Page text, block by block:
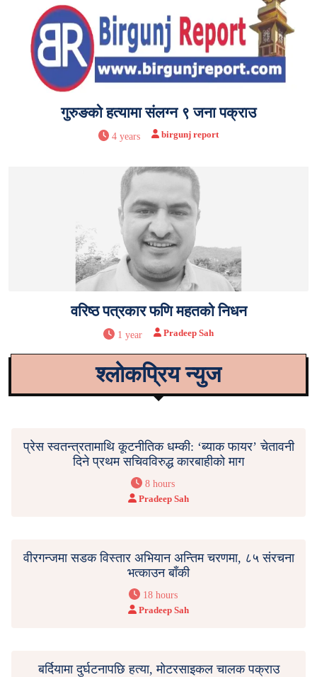
गुरुङको हत्यामा संलग्न ९ जना पक्राउ
4 years birgunj report
वरिष्ठ पत्रकार फणि महतको निधन
1 year Pradeep Sah
श्लोकप्रिय न्युज
प्रेस स्वतन्त्रतामाथि कूटनीतिक धम्की: ‘ब्याक फायर’ चेतावनी
दिने प्रथम सचिवविरुद्ध कारबाहीको माग
8 hours
Pradeep Sah
वीरगन्जमा सडक विस्तार अभियान अन्तिम चरणमा, ८५ संरचना
भत्काउन बाँकी
18 hours
Pradeep Sah
बर्दियामा दुर्घटनापछि हत्या, मोटरसाइकल चालक पक्राउ